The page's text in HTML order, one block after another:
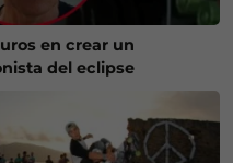
en crear un
del eclipse